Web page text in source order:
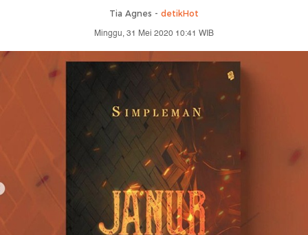
Tia Agnes - detikHot
Minggu, 31 Mei 2020 10:41 WIB